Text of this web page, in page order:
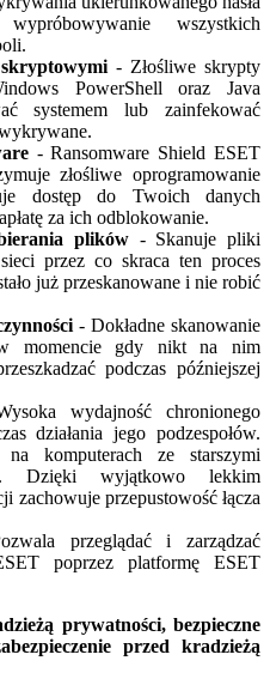
wszystkich
- Złośliwe skrypty
PowerShell oraz Java
systemem lub zainfekować
- Ransomware Shield ESET
złośliwe oprogramowanie
dostęp do Twoich danych
za ich odblokowanie.
plików - Skanuje pliki
przez co skraca ten proces
już przeskanowane i nie robić
- Dokładne skanowanie
momencie gdy nikt na nim
podczas późniejszej
wydajność chronionego
działania jego podzespołów.
komputerach ze starszymi
Dzięki wyjątkowo lekkim
zachowuje przepustowość łącza
przeglądać i zarządzać
poprzez platformę ESET
prywatności, bezpieczne
przed kradzieżą